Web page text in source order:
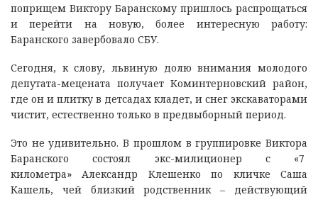
поприщем Виктору Баранскому пришлось распрощаться
и перейти на новую, более интересную работу:
Баранского завербовало СБУ.
Сегодня, к слову, львиную долю внимания молодого
депутата-мецената получает Коминтерновский район,
где он и плитку в детсадах кладет, и снег экскаваторами
чистит, естественно только в предвыборный период.
Это не удивительно. В прошлом в группировке Виктора
Баранского состоял экс-милиционер с «7
километра» Александр Клешенко по кличке Саша
Кашель, чей близкий родственник – действующий